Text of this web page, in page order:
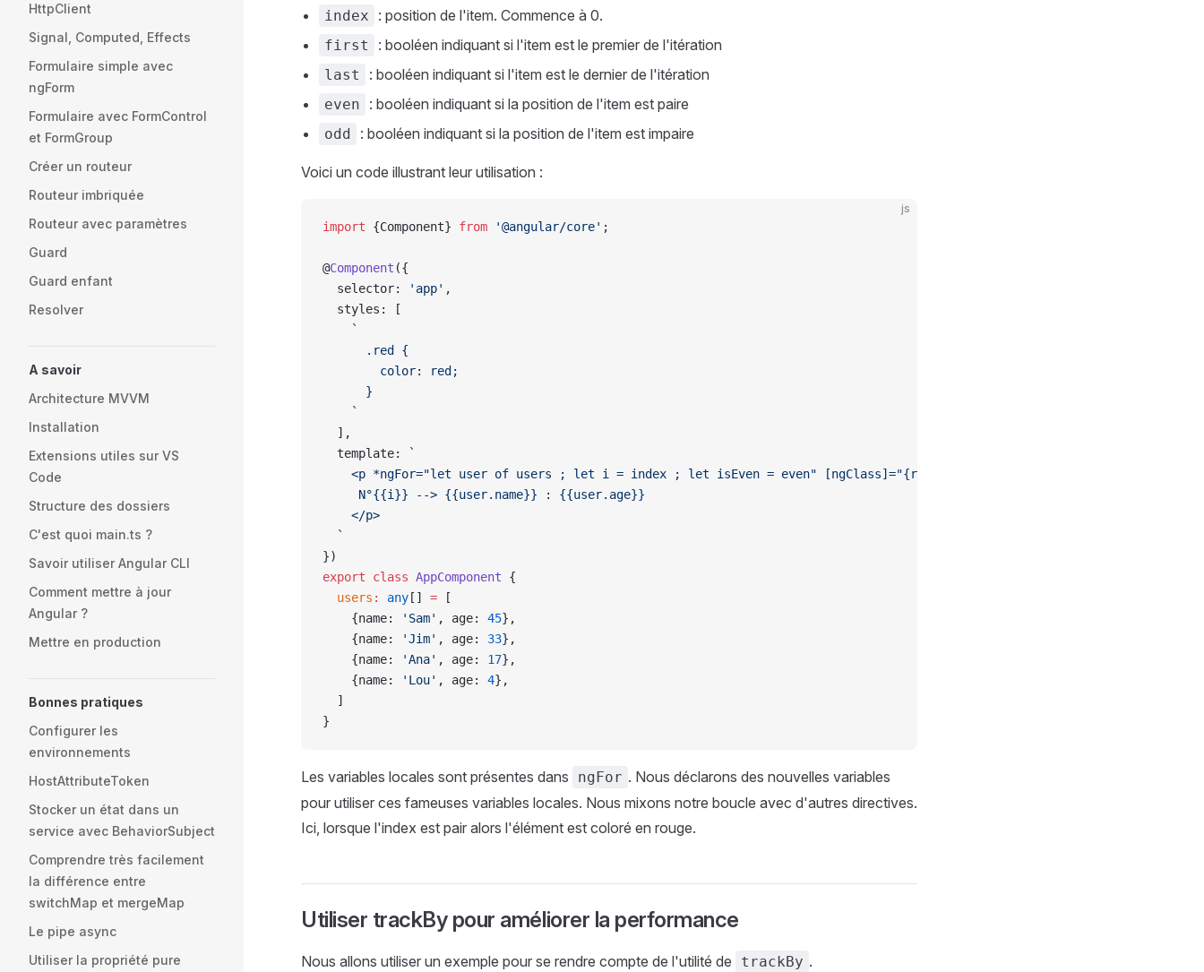
HttpClient
Signal, Computed, Effects
Formulaire simple avec
ngForm
Formulaire avec FormControl
et FormGroup
Créer un routeur
Routeur imbriquée
Routeur avec paramètres
Guard
Guard enfant
Resolver
A savoir
Architecture MVVM
Installation
Extensions utiles sur VS
Code
Structure des dossiers
C'est quoi main.ts ?
Savoir utiliser Angular CLI
Comment mettre à jour
Angular ?
Mettre en production
Bonnes pratiques
Configurer les
environnements
HostAttributeToken
Stocker un état dans un
service avec BehaviorSubject
Comprendre très facilement
la différence entre
switchMap et mergeMap
Le pipe async
Utiliser la propriété pure
index : position de l'item. Commence à 0.
first : booléen indiquant si l'item est le premier de l'itération
last : booléen indiquant si l'item est le dernier de l'itération
even : booléen indiquant si la position de l'item est paire
odd : booléen indiquant si la position de l'item est impaire
Voici un code illustrant leur utilisation :
js
import {Component} from '@angular/core' ;
@Component ({
  selector:
'app' ,
  styles: [
    `
      .red {
        color: red;
      }
    `
  ],
  template:
`
    <p *ngFor="let user of users ; let i = index ; let isEven = even" [ngClass]="{red: isEven}">
     N°{{i}} --> {{user.name}} : {{user.age}}
    </p>
  `
})
export class AppComponent {
  users
: any [] = [
    {name:
'Sam' , age: 45},
    {name:
'Jim' , age: 33},
    {name:
'Ana' , age: 17},
    {name:
'Lou' , age: 4},
  ]
}
Les variables locales sont présentes dans ngFor . Nous déclarons des nouvelles variables
pour utiliser ces fameuses variables locales. Nous mixons notre boucle avec d'autres directives.
Ici, lorsque l'index est pair alors l'élément est coloré en rouge.
Utiliser trackBy pour améliorer la performance
Nous allons utiliser un exemple pour se rendre compte de l'utilité de trackBy .